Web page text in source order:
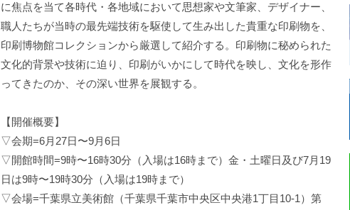
に焦点を当て各時代・各地域において思想家や文筆家、デザイナー、
職人たちが当時の最先端技術を駆使して生み出した貴重な印刷物を、
印刷博物館コレクションから厳選して紹介する。印刷物に秘められた
文化的背景や技術に迫り、印刷がいかにして時代を映し、文化を形作
ってきたのか、その深い世界を展観する。
【開催概要】
▽会期=6月27日〜9月6日
▽開館時間=9時〜16時30分（入場は16時まで）金・土曜日及び7月19
日は9時〜19時30分（入場は19時まで）
▽会場=千葉県立美術館（千葉県千葉市中央区中央港1丁目10-1）第